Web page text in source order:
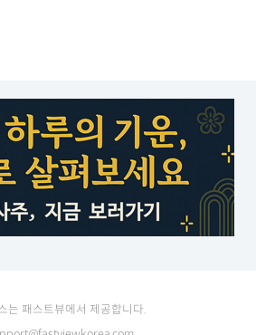
는 패스트뷰에서 제공합니다.